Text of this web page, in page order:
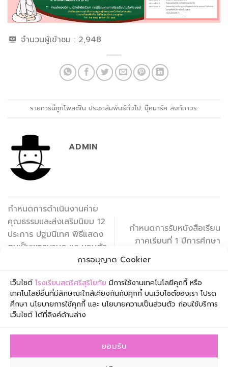
การอนุญาต Cookier
เว็บไซต์โรงเรียนสตรีศรีสุริโยทัย มีการใช้งานเทคโนโลยีคุกกี้ หรือ
เทคโนโลยีอื่นที่มีลักษณะใกล้เคียงกันกับคุกกี้ บนเว็บไซต์ของเรา โปรด
ศึกษา นโยบายการใช้คุกกี้ และ นโยบายความเป็นส่วนตัว ก่อนใช้บริการ
เว็บไซต์ ได้ที่ลิงค์ด้านล่าง
ยอมรับ
จำนวนผู้เข้าชม : 2,948
รายการนี้ถูกโพสต์ใน ประชาสัมพันธ์ทั่วไป. บุ๊คมาร์ค ลิงก์ถาวร.
ADMIN
กำหนดการดำเนินงานค่าย
คุณธรรมและส่งเสริมนิยม 12
ประการ ปฐมนิเทศ พิธีแสดง
ตนเป็นพุทธมามกะและมอบตัว
กำหนดการรับหนังสือเรียน
ภาคเรียนที่ 1 ปีการศึกษา
โรงเรียนสตรีศรีสุริโยทัย เลขที่ 1 ซอยเจริญกรุง 57 ถนน